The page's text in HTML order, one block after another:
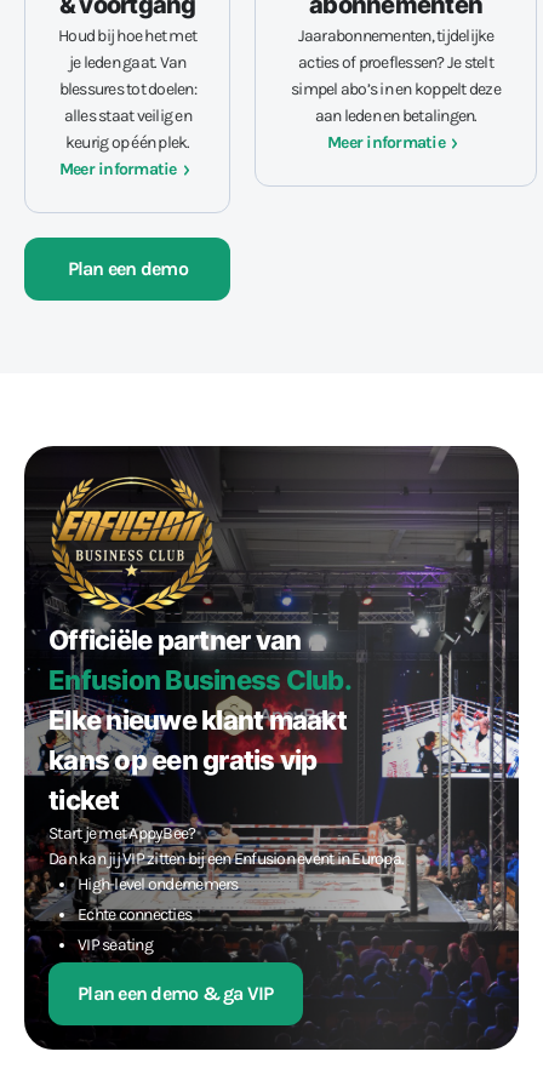
Houd bij hoe het met
je leden gaat. Van
blessures tot doelen:
alles staat veilig en
keurig op één plek.
Meer informatie
Jaarabonnementen, tijdelijke
acties of proeflessen? Je stelt
simpel abo’s in en koppelt deze
aan leden en betalingen.
Meer informatie
Plan een demo
Officiële partner van
Enfusion Business Club.
Elke nieuwe klant maakt
kans op een gratis vip
ticket
Start je met AppyBee?
Dan kan jij VIP zitten bij een Enfusion event in Europa.
High-level ondernemers
Echte connecties
VIP seating
Plan een demo & ga VIP